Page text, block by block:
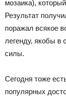
мозаика),
Результат
поражал всякое
легенду, якобы в
силы.
Сегодня тоже
популярных